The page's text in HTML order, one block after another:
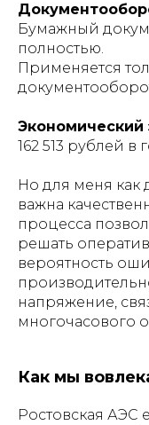
Бумажный
полностью.
Применяется
Экономический
162 513 рублей в
Но для меня как
важна
процесса
решать
вероятность
напряжение,
многочасового
Как мы
Ростовская АЭС